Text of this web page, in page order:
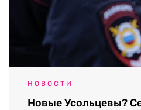
НОВОСТИ
Новые Усольцевы?